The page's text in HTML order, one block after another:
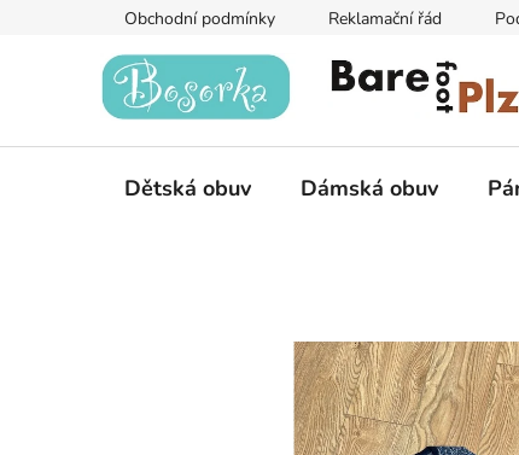
Obchodní podmínky Reklamační řád
Dětská obuv Dámská obuv